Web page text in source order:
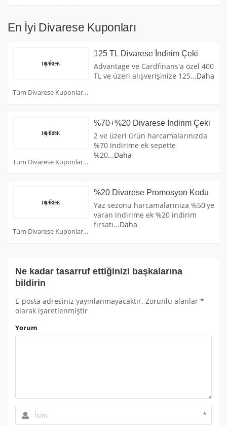
En İyi Divarese Kuponları
Tüm Divarese Kuponları
125 TL Divarese İndirim Çeki
Advantage ve Cardfinans'a özel 400
TL ve üzeri alışverişinize 125...Daha
Tüm Divarese Kuponları
%70+%20 Divarese İndirim Çeki
2 ve üzeri ürün harcamalarınızda
%70 indirime ek sepette
%20...Daha
Tüm Divarese Kuponları
%20 Divarese Promosyon Kodu
Yaz sezonu harcamalarınıza %50'ye
varan indirime ek %20 indirim
fırsatı...Daha
Ne kadar tasarruf ettiğinizi başkalarına
bildirin
E-posta adresiniz yayınlanmayacaktır. Zorunlu alanlar *
olarak işaretlenmiştir
Yorum
*